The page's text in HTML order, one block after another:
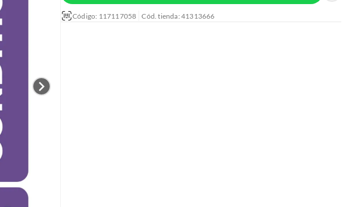
Código: 117117058 Cód. tienda: 41313666